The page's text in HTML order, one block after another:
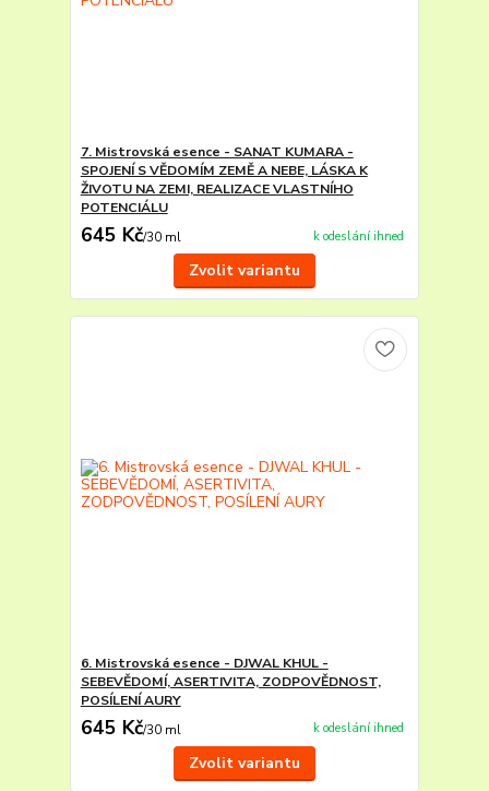
7. Mistrovská esence - SANAT KUMARA -
SPOJENÍ S VĚDOMÍM ZEMĚ A NEBE, LÁSKA K
ŽIVOTU NA ZEMI, REALIZACE VLASTNÍHO
POTENCIÁLU
645 Kč/30 ml k odeslání ihned
Zvolit variantu
6. Mistrovská esence - DJWAL KHUL -
SEBEVĚDOMÍ, ASERTIVITA, ZODPOVĚDNOST,
POSÍLENÍ AURY
645 Kč/30 ml k odeslání ihned
Zvolit variantu